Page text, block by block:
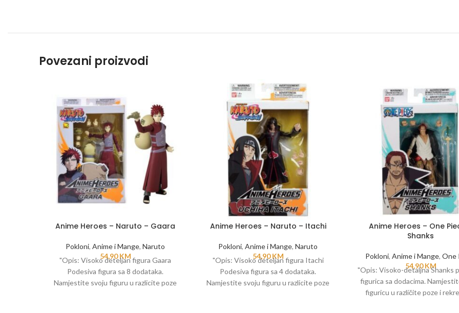
Povezani proizvodi
Anime Heroes – Naruto – Gaara
Pokloni, Anime i Mange, Naruto
54,90KM
"Opis: Visoko deteljan figura Gaara
Podesiva figura sa 8 dodataka.
Namjestite svoju figuru u razlicite poze
Anime Heroes – Naruto – Itachi
Pokloni, Anime i Mange, Naruto
54,90KM
"Opis: Visoko deteljan figura Itachi
Podesiva figura sa 4 dodataka.
Namjestite svoju figuru u razlicite poze
Anime Heroes – One
Shanks
Pokloni, Anime i Mange, One
54,90KM
"Opis: Visoko-detaljna Shanks
figurica sa dodacima.
figuricu u različite poze i